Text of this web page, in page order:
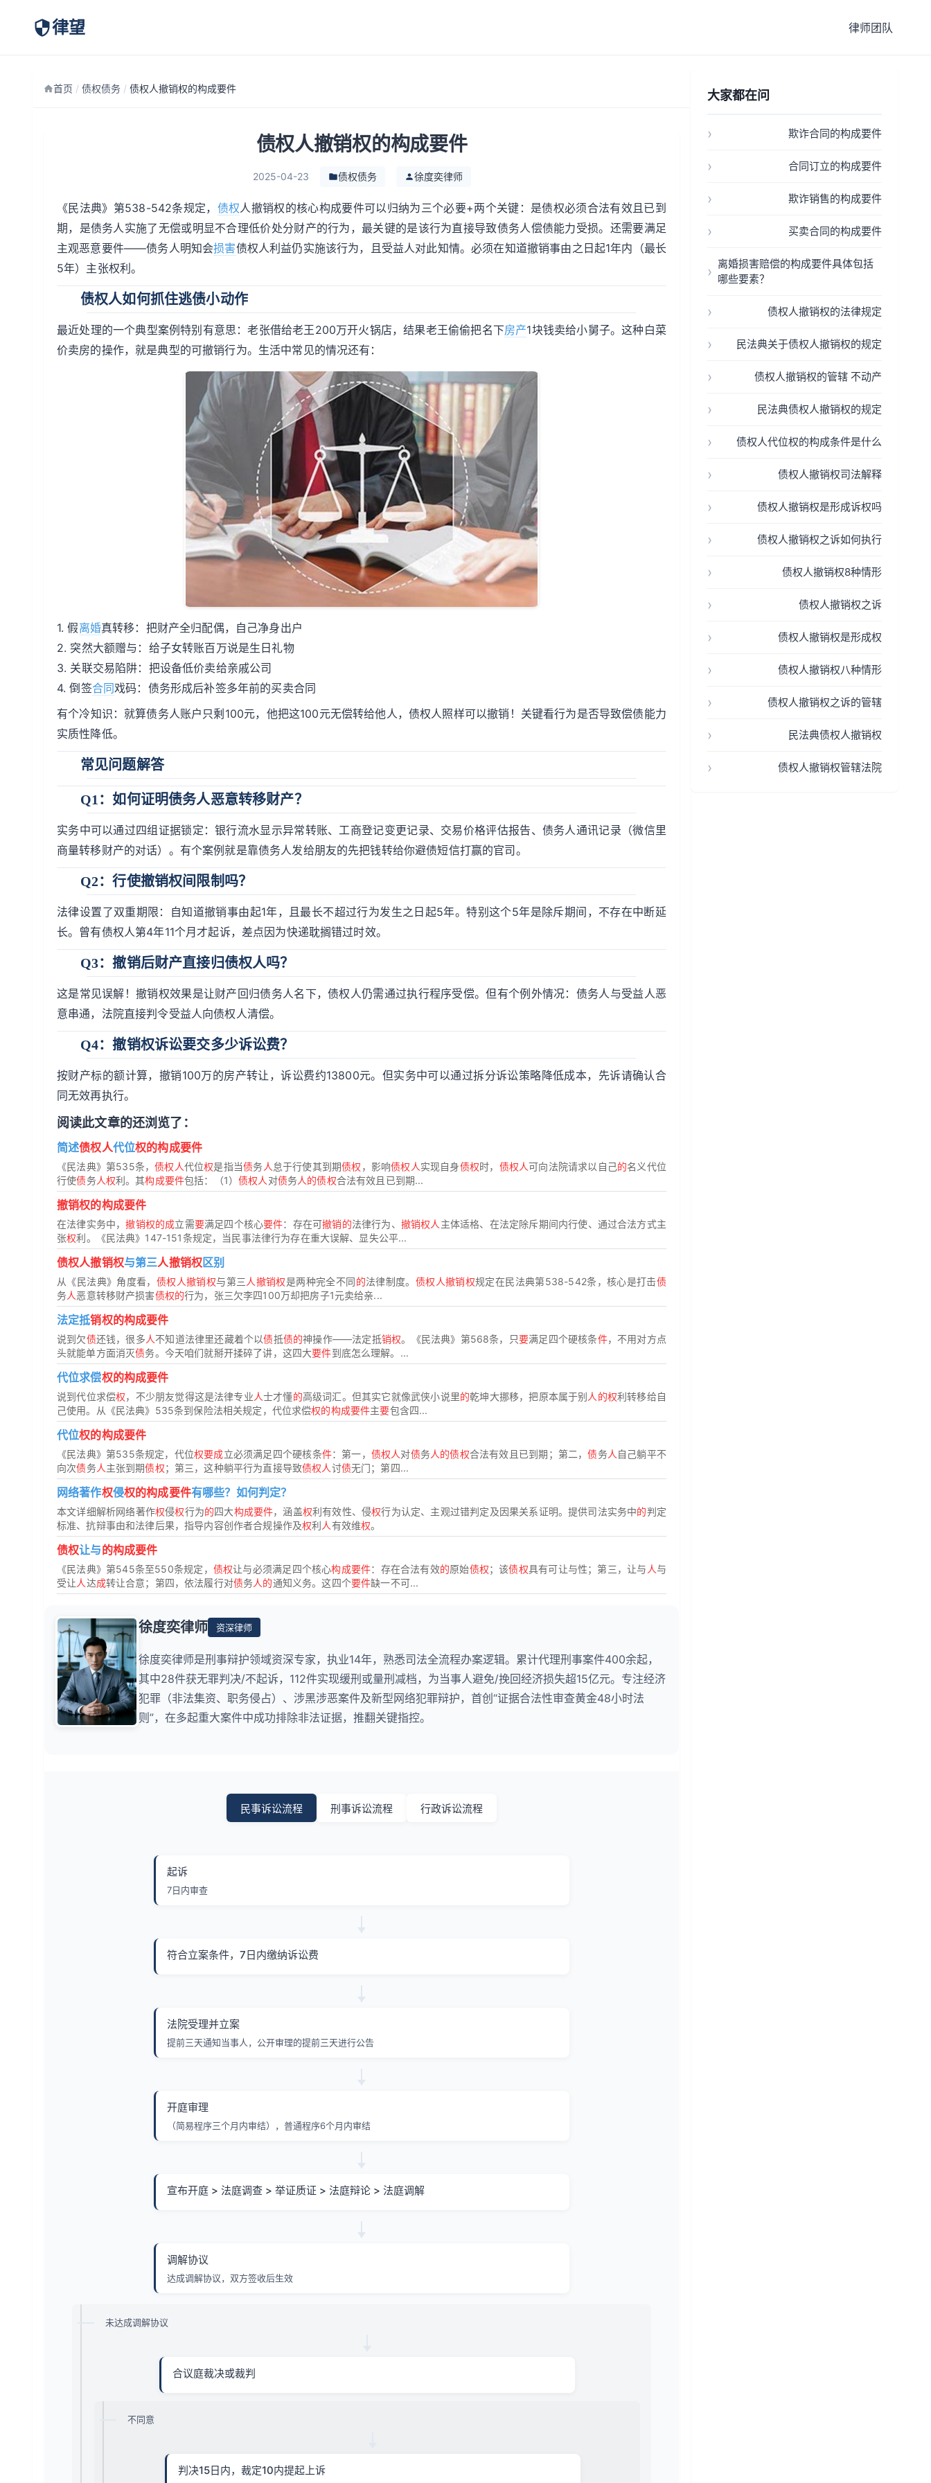
律望 律师团队
首页 / 债权债务 / 债权人撤销权的构成要件
债权人撤销权的构成要件
2025-04-23 债权债务 徐度奕律师
《民法典》第538-542条规定， 债权人撤销权的核心构成要件可以归纳为三个必要+两个关键：是债权必须合法有效且已到
期，是债务人实施了无偿或明显不合理低价处分财产的行为，最关键的是该行为直接导致债务人偿债能力受损。还需要满足
主观恶意要件——债务人明知会损害债权人利益仍实施该行为，且受益人对此知情。必须在知道撤销事由之日起1年内（最长
5年）主张权利。
债权人如何抓住逃债小动作
最近处理的一个典型案例特别有意思：老张借给老王200万开火锅店，结果老王偷偷把名下房产1块钱卖给小舅子。这种白菜
价卖房的操作，就是典型的可撤销行为。生活中常见的情况还有：
1. 假离婚真转移：把财产全归配偶，自己净身出户
2. 突然大额赠与：给子女转账百万说是生日礼物
3. 关联交易陷阱：把设备低价卖给亲戚公司
4. 倒签合同戏码：债务形成后补签多年前的买卖合同
有个冷知识：就算债务人账户只剩100元，他把这100元无偿转给他人，债权人照样可以撤销！关键看行为是否导致偿债能力
实质性降低。
常见问题解答
Q1：如何证明债务人恶意转移财产？
实务中可以通过四组证据锁定：银行流水显示异常转账、工商登记变更记录、交易价格评估报告、债务人通讯记录（微信里
商量转移财产的对话）。有个案例就是靠债务人发给朋友的先把钱转给你避债短信打赢的官司。
Q2：行使撤销权间限制吗？
法律设置了双重期限：自知道撤销事由起1年，且最长不超过行为发生之日起5年。特别这个5年是除斥期间，不存在中断延
长。曾有债权人第4年11个月才起诉，差点因为快递耽搁错过时效。
Q3：撤销后财产直接归债权人吗？
这是常见误解！撤销权效果是让财产回归债务人名下，债权人仍需通过执行程序受偿。但有个例外情况：债务人与受益人恶
意串通，法院直接判令受益人向债权人清偿。
Q4：撤销权诉讼要交多少诉讼费？
按财产标的额计算，撤销100万的房产转让，诉讼费约13800元。但实务中可以通过拆分诉讼策略降低成本，先诉请确认合
同无效再执行。
阅读此文章的还浏览了：
简述债权人代位权的构成要件
《民法典》第535条，债权人代位权是指当债务人 怠于行使其到期债权 ，影响债权人实现自身债权时， 债权人可向法院请求以自己的名义代位
行使债务人权利。其构成要件包括：（1）债权人 对债务人的债权合法有效且已到期...
撤销权的构成要件
在法律实务中，撤销权的成立需要满足四个核心要件：存在可撤销的法律行为、 撤销权人 主体适格、在法定除斥期间内行使、通过合法方式主
张权利。《民法典》147-151条规定，当民事法律行为存在重大误解、显失公平...
债权人撤销权与第三人撤销权区别
从《民法典》角度看， 债权人撤销权与第三人撤销权是两种完全不同的法律制度。 债权人撤销权规定在民法典第538-542条，核心是打击债
务人恶意转移财产损害债权的行为，张三欠李四100万却把房子1元卖给亲...
法定抵销权的构成要件
说到欠债还钱，很多人不知道法律里还藏着个以债抵债的神操作——法定抵销权。《民法典》第568条，只要满足四个硬核条件，不用对方点
头就能单方面消灭债务。今天咱们就掰开揉碎了讲，这四大要件到底怎么理解。...
代位求偿权的构成要件
说到代位求偿权，不少朋友觉得这是法律专业人士才懂的高级词汇。但其实它就像武侠小说里的乾坤大挪移，把原本属于别人的权利转移给自
己使用。从《民法典》535条到保险法相关规定，代位求偿权的构成要件主要包含四...
代位权的构成要件
《民法典》第535条规定，代位权要成立必须满足四个硬核条件：第一， 债权人对债务人的债权合法有效且已到期；第二，债务人 自己躺平不
向次债务人主张到期债权；第三，这种躺平行为直接导致债权人讨债无门；第四...
网络著作权侵权的构成要件有哪些？如何判定？
本文详细解析网络著作权侵权行为的四大构成要件，涵盖权利有效性、侵权行为认定、主观过错判定及因果关系证明。提供司法实务中的判定
标准、抗辩事由和法律后果，指导内容创作者合规操作及权利人有效维权。
债权让与的构成要件
《民法典》第545条至550条规定， 债权让与必须满足四个核心构成要件：存在合法有效的原始债权；该债权具有可让与性；第三，让与 人与
受让人达成转让合意；第四，依法履行对债务人的通知义务。这四个要件缺一不可...
徐度奕律师 资深律师
徐度奕律师是刑事辩护领域资深专家，执业14年，熟悉司法全流程办案逻辑。累计代理刑事案件400余起，
其中28件获无罪判决/不起诉，112件实现缓刑或量刑减档，为当事人避免/挽回经济损失超15亿元。专注经济
犯罪（非法集资、职务侵占）、涉黑涉恶案件及新型网络犯罪辩护，首创“证据合法性审查黄金48小时法
则”，在多起重大案件中成功排除非法证据，推翻关键指控。
民事诉讼流程 刑事诉讼流程 行政诉讼流程
起诉
7日内审查
符合立案条件，7日内缴纳诉讼费
法院受理并立案
提前三天通知当事人，公开审理的提前三天进行公告
开庭审理
（简易程序三个月内审结），普通程序6个月内审结
宣布开庭 > 法庭调查 > 举证质证 > 法庭辩论 > 法庭调解
调解协议
达成调解协议，双方签收后生效
未达成调解协议
合议庭裁决或裁判
不同意
判决15日内，裁定10内提起上诉
大家都在问
欺诈合同的构成要件
合同订立的构成要件
欺诈销售的构成要件
买卖合同的构成要件
离婚损害赔偿的构成要件具体包括
哪些要素？
债权人撤销权的法律规定
民法典关于债权人撤销权的规定
债权人撤销权的管辖 不动产
民法典债权人撤销权的规定
债权人代位权的构成条件是什么
债权人撤销权司法解释
债权人撤销权是形成诉权吗
债权人撤销权之诉如何执行
债权人撤销权8种情形
债权人撤销权之诉
债权人撤销权是形成权
债权人撤销权八种情形
债权人撤销权之诉的管辖
民法典债权人撤销权
债权人撤销权管辖法院